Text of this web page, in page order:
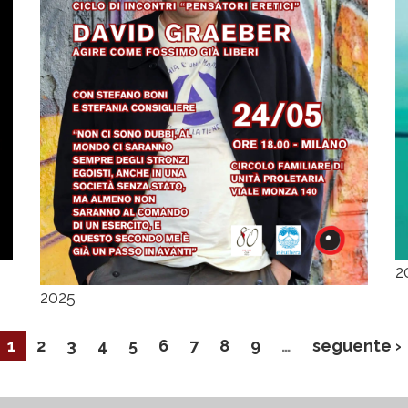
2025
1 2 3 4 5 6 7 8 9 … seguente ›